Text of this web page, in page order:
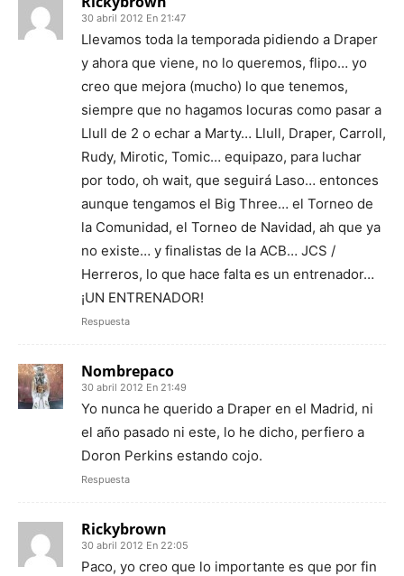
30 abril 2012 En 21:47
Llevamos toda la temporada pidiendo a Draper
y ahora que viene, no lo queremos, flipo… yo
creo que mejora (mucho) lo que tenemos,
siempre que no hagamos locuras como pasar a
Llull de 2 o echar a Marty… Llull, Draper, Carroll,
Rudy, Mirotic, Tomic… equipazo, para luchar
por todo, oh wait, que seguirá Laso… entonces
aunque tengamos el Big Three… el Torneo de
la Comunidad, el Torneo de Navidad, ah que ya
no existe… y finalistas de la ACB… JCS /
Herreros, lo que hace falta es un entrenador…
¡UN ENTRENADOR!
Respuesta
Nombrepaco
30 abril 2012 En 21:49
Yo nunca he querido a Draper en el Madrid, ni
el año pasado ni este, lo he dicho, perfiero a
Doron Perkins estando cojo.
Respuesta
Rickybrown
30 abril 2012 En 22:05
Paco, yo creo que lo importante es que por fin